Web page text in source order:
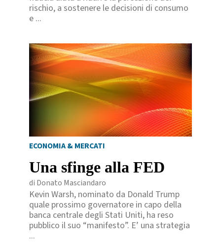
rischio, a sostenere le decisioni di consumo
e ...
ECONOMIA & MERCATI
Una sfinge alla FED
di Donato Masciandaro
Kevin Warsh, nominato da Donald Trump
quale prossimo governatore in capo della
banca centrale degli Stati Uniti, ha reso
pubblico il suo “manifesto”. E’ una strategia
...